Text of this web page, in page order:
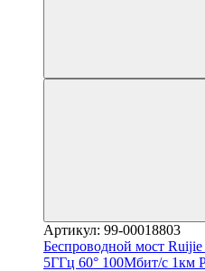
Артикул: 99-00018803
Беспроводной мост
5ГГц 60° 100Мбит/с 1км